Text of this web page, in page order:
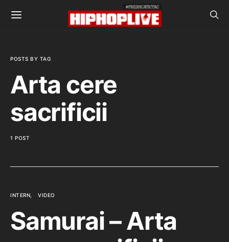
POSTS BY TAG
Arta cere
sacrificii
1 POST
INTERN VIDEO
Samurai – Arta